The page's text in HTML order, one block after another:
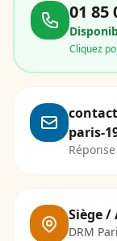
01 85
Cliquez
paris-
Siège /
DRM